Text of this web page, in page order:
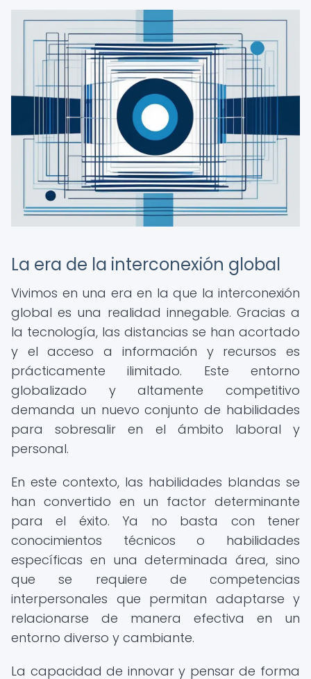
La era de la interconexión global
Vivimos en una era en la que la interconexión
global es una realidad innegable. Gracias a
la tecnología, las distancias se han acortado
y el acceso a información y recursos es
prácticamente ilimitado. Este entorno
globalizado y altamente competitivo
demanda un nuevo conjunto de habilidades
para sobresalir en el ámbito laboral y
personal.
En este contexto, las habilidades blandas se
han convertido en un factor determinante
para el éxito. Ya no basta con tener
conocimientos técnicos o habilidades
específicas en una determinada área, sino
que se requiere de competencias
interpersonales que permitan adaptarse y
relacionarse de manera efectiva en un
entorno diverso y cambiante.
La capacidad de innovar y pensar de forma